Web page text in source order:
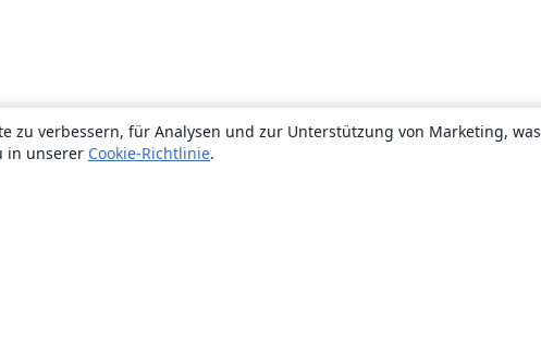
zu verbessern, für Analysen und zur Unterstützung von Marketing, was
in unserer Cookie-Richtlinie.